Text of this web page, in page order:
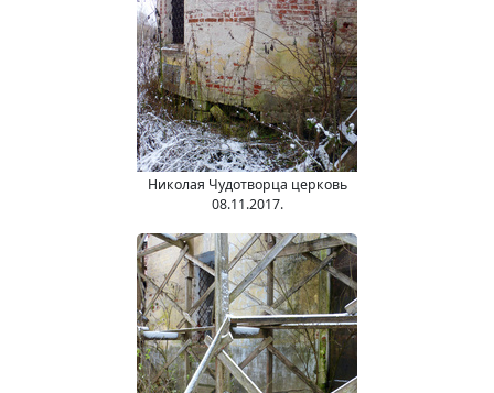
Николая Чудотворца церковь
08.11.2017.